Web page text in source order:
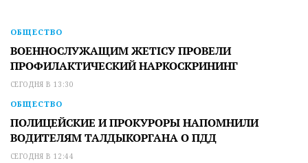
ОБЩЕСТВО
ВОЕННОСЛУЖАЩИМ ЖЕТІСУ ПРОВЕЛИ
ПРОФИЛАКТИЧЕСКИЙ НАРКОСКРИНИНГ
СЕГОДНЯ В 13:30
ОБЩЕСТВО
ПОЛИЦЕЙСКИЕ И ПРОКУРОРЫ НАПОМНИЛИ
ВОДИТЕЛЯМ ТАЛДЫКОРГАНА О ПДД
СЕГОДНЯ В 12:44